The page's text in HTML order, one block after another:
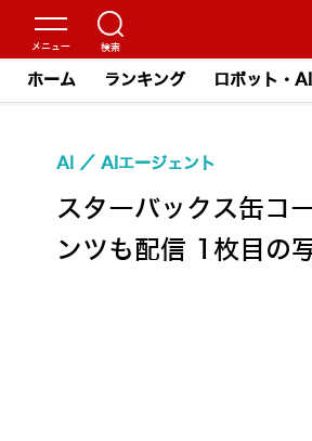
ホーム ランキング ロボット・
スターバックス缶コ
ンツも配信 1枚目の
AI AIエージェント